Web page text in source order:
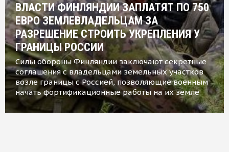
ВЛАСТИ ФИНЛЯНДИИ ЗАПЛАТЯТ ПО 750
ЕВРО ЗЕМЛЕВЛАДЕЛЬЦАМ ЗА
РАЗРЕШЕНИЕ СТРОИТЬ УКРЕПЛЕНИЯ У
ГРАНИЦЫ РОССИИ
Силы обороны Финляндии заключают секретные
соглашения с владельцами земельных участков
возле границы с Россией, позволяющие военным
начать фортификационные работы на их земле